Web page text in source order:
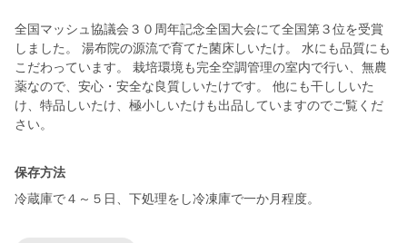
全国マッシュ協議会３０周年記念全国大会にて全国第３位を受賞
しました。 湯布院の源流で育てた菌床しいたけ。 水にも品質にも
こだわっています。 栽培環境も完全空調管理の室内で行い、無農
薬なので、安心・安全な良質しいたけです。 他にも干ししいた
け、特品しいたけ、極小しいたけも出品していますのでご覧くだ
保存方法
冷蔵庫で４～５日、下処理をし冷凍庫で一か月程度。